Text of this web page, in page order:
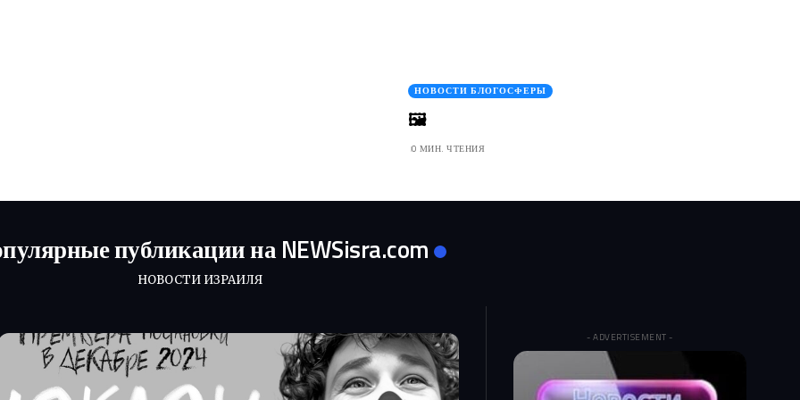
НОВОСТИ БЛОГОСФЕРЫ
🖼
0 МИН. ЧТЕНИЯ
публикации на NEWSisra.com
НОВОСТИ ИЗРАИЛЯ
- ADVERTISEMENT -